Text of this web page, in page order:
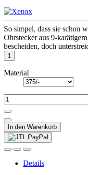
So simpel, dass sie schon
Ohrstecker aus 9-
bescheiden, doch
Material
In den Warenkorb
Details